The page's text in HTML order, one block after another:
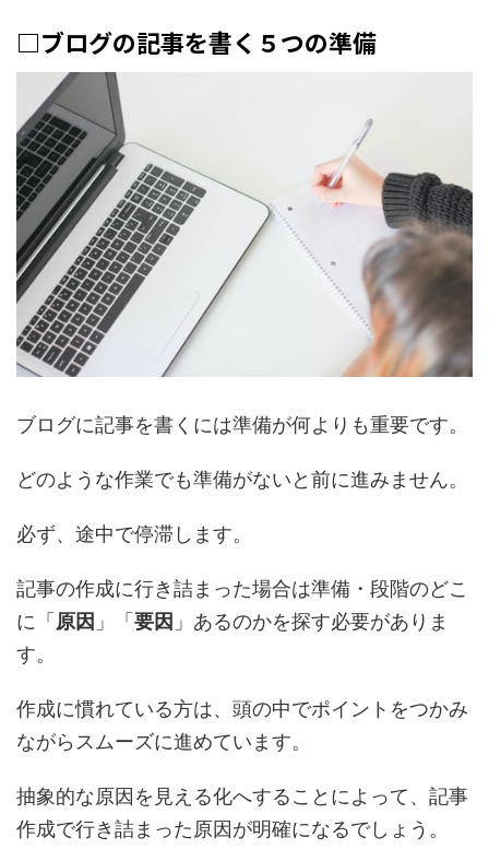
□ブログの記事を書く５つの準備
ブログに記事を書くには準備が何よりも重要です。
どのような作業でも準備がないと前に進みません。
必ず、途中で停滞します。
記事の作成に行き詰まった場合は準備・段階のどこ
に「 原因 」「 要因 」あるのかを探す必要がありま
す。
作成に慣れている方は、頭の中でポイントをつかみ
ながらスムーズに進めています。
抽象的な原因を見える化へすることによって、記事
作成で行き詰まった原因が明確になるでしょう。